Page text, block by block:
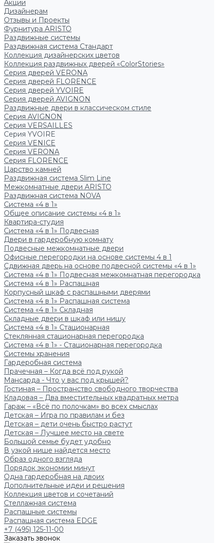
Акции
Дизайнерам
Отзывы и Проекты
Фурнитура ARISTO
Раздвижные системы
Раздвижная система Стандарт
Коллекция дизайнерских цветов
Коллекция раздвижных дверей «ColorStories»
Серия дверей VERONA
Серия дверей FLORENCE
Серия дверей YVOIRE
Серия дверей AVIGNON
Раздвижные двери в классическом стиле
Серия AVIGNON
Серия VERSAILLES
Серия YVOIRE
Серия VENICE
Серия VERONA
Серия FLORENCE
Царство камней
Раздвижная система Slim Line
Межкомнатные двери ARISTO
Раздвижная система NOVA
Система «4 в 1»
Общее описание системы «4 в 1»
Квартира-студия
Система «4 в 1» Подвесная
Двери в гардеробную комнату
Подвесные межкомнатные двери
Офисные перегородки на основе системы 4 в 1
Сдвижная дверь на основе подвесной системы «4 в 1»
Система «4 в 1» Подвесная межкомнатная перегородка
Система «4 в 1» Распашная
Корпусный шкаф с распашными дверями
Система «4 в 1» Распашная система
Система «4 в 1» Складная
Складные двери в шкаф или нишу
Система «4 в 1» Стационарная
Стеклянная стационарная перегородка
Система «4 в 1» - Стационарная перегородка
Системы хранения
Гардеробная система
Прачечная – Когда всё под рукой
Мансарда - Что у вас под крышей?
Гостиная – Пространство свободного творчества
Кладовая – Два вместительных квадратных метра
Гараж – «Всё по полочкам» во всех смыслах
Детская – Игра по правилам и без
Детская – дети очень быстро растут
Детская – Лучшее место на свете
Большой семье будет удобно
В узкой нише найдется место
Образ одного взгляда
Порядок экономии минут
Одна гардеробная на двоих
Дополнительные идеи и решения
Коллекция цветов и сочетаний
Стеллажная система
Распашные системы
Распашная система EDGE
+7 (495) 125-11-00
Заказать звонок